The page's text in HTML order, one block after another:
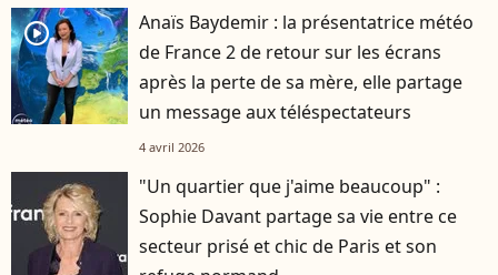
player2
Anaïs Baydemir : la présentatrice météo
de France 2 de retour sur les écrans
après la perte de sa mère, elle partage
un message aux téléspectateurs
4 avril 2026
"Un quartier que j'aime beaucoup" :
Sophie Davant partage sa vie entre ce
secteur prisé et chic de Paris et son